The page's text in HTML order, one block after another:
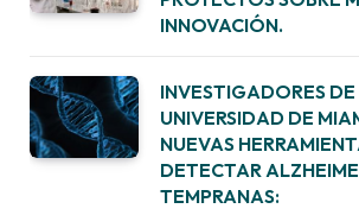
INNOVACIÓN.
INVESTIGADORES
UNIVERSIDAD DE
NUEVAS
DETECTAR
TEMPRANAS: